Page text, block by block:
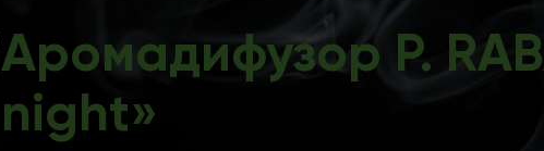
Аромадифузор P.
night»